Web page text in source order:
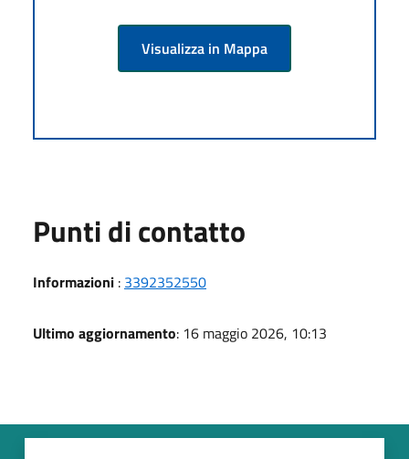
Visualizza in Mappa
Punti di contatto
Informazioni : 3392352550
Ultimo aggiornamento: 16 maggio 2026, 10:13